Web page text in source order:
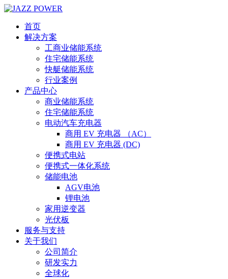
首页
解决方案
工商业储能系统
住宅储能系统
快艇储能系统
行业案例
产品中心
商业储能系统
住宅储能系统
电动汽车充电器
商用 EV 充电器 （AC）
商用 EV 充电器 (DC)
便携式电站
便携式一体化系统
储能电池
AGV电池
锂电池
家用逆变器
光伏板
服务与支持
关于我们
公司简介
研发实力
全球化